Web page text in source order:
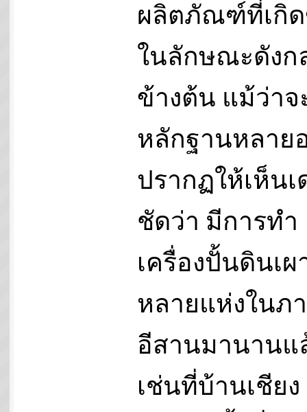
ผลิตภัณฑ์ที่เกิ
ในลักษณะดังก
ข้างต้น แม้ว่าจ
หลักฐานหลาย
ปรากฏให้เห็นเ
ชัดว่า มีการทำ
เครื่องปั้นดินเผ
หลายแห่งในภ
อีสานมานานแ
เช่นที่บ้านเชีย